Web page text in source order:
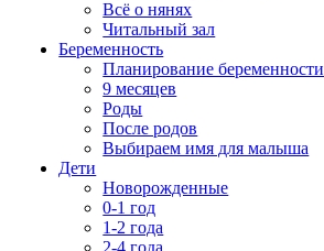
Всё о нянях
Читальный зал
Беременность
Планирование беременности
9 месяцев
Роды
После родов
Выбираем имя для малыша
Дети
Новорожденные
0-1 год
1-2 года
2-4 года